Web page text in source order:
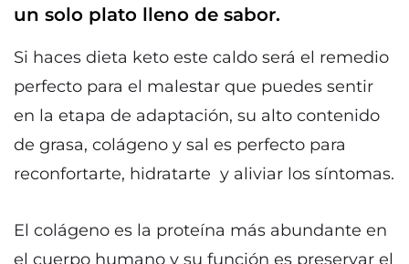
un solo plato lleno de sabor.
Si haces dieta keto este caldo será el remedio
perfecto para el malestar que puedes sentir
en la etapa de adaptación, su alto contenido
de grasa, colágeno y sal es perfecto para
reconfortarte, hidratarte y aliviar los síntomas.
El colágeno es la proteína más abundante en
el cuerpo humano y su función es preservar el